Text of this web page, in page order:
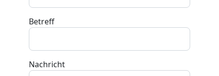
Betreff
Nachricht